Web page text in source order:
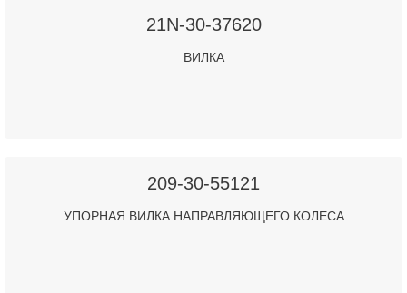
21N-30-37620
ВИЛКА
209-30-55121
УПОРНАЯ ВИЛКА НАПРАВЛЯЮЩЕГО КОЛЕСА